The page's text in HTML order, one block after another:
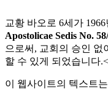
교황 바오로 6세가
Apostolicae Sedis No.
으로써, 교회의 승인 없
할 수 있게 되었습니다.<
이 웹사이트의 텍스트